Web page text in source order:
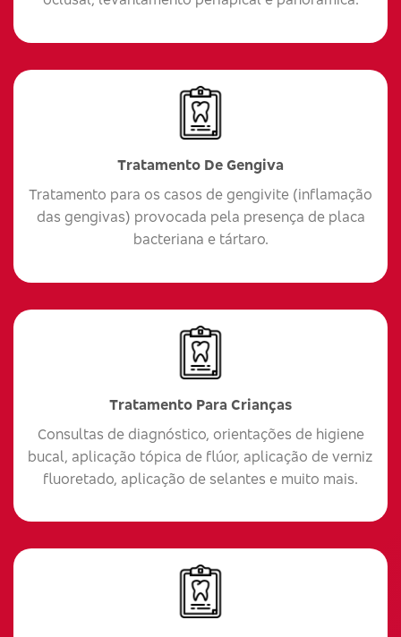
Tratamento De Gengiva
Tratamento para os casos de gengivite (inflamação
das gengivas) provocada pela presença de placa
bacteriana e tártaro.
Tratamento Para Crianças
Consultas de diagnóstico, orientações de higiene
bucal, aplicação tópica de flúor, aplicação de verniz
fluoretado, aplicação de selantes e muito mais.